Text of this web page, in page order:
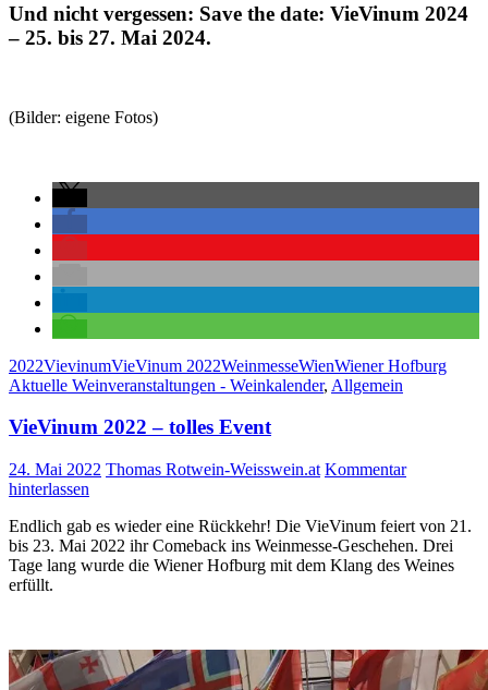
Und nicht vergessen: Save the date: VieVinum 2024
– 25. bis 27. Mai 2024.
(Bilder: eigene Fotos)
2022VievinumVieVinum 2022WeinmesseWienWiener Hofburg
Aktuelle Weinveranstaltungen - Weinkalender, Allgemein
VieVinum 2022 – tolles Event
24. Mai 2022 Thomas Rotwein-Weisswein.at Kommentar
hinterlassen
Endlich gab es wieder eine Rückkehr! Die VieVinum feiert von 21.
bis 23. Mai 2022 ihr Comeback ins Weinmesse-Geschehen. Drei
Tage lang wurde die Wiener Hofburg mit dem Klang des Weines
erfüllt.